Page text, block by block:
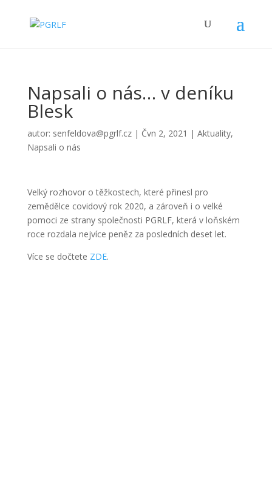
Napsali o nás… v deníku
Blesk
autor: senfeldova@pgrlf.cz| Čvn 2, 2021 | Aktuality,
Napsali o nás
Velký rozhovor o těžkostech, které přinesl pro
zemědělce covidový rok 2020, a zároveň i o velké
pomoci ze strany společnosti PGRLF, která v loňském
roce rozdala nejvíce peněz za posledních deset let.
Více se dočtete ZDE.